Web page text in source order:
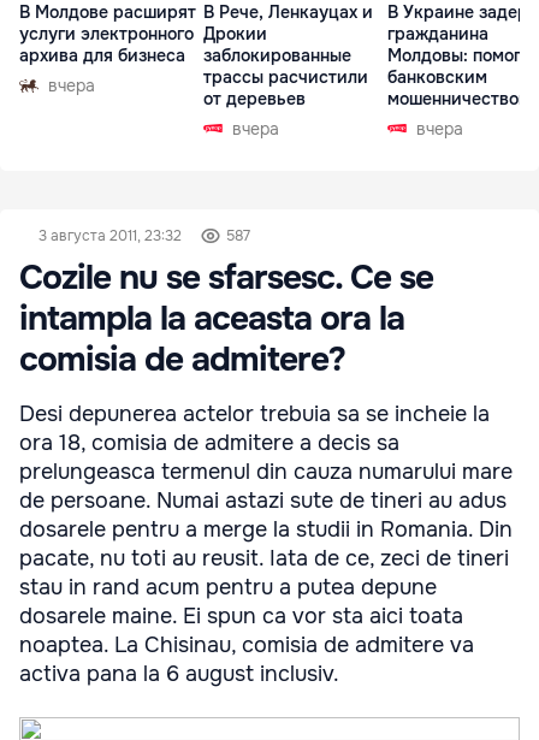
В Молдове расширят
услуги электронного
архива для бизнеса
вчера
В Рече, Ленкауцах и
Дрокии
заблокированные
трассы расчистили
от деревьев
вчера
В Украине
гражданина
Молдовы:
банковским
мошенничеством
Чехиивчера
3 августа 2011, 23:32 587
Cozile nu se sfarsesc. Ce se
intampla la aceasta ora la
comisia de admitere?
Desi depunerea actelor trebuia sa se incheie la
ora 18, comisia de admitere a decis sa
prelungeasca termenul din cauza numarului mare
de persoane. Numai astazi sute de tineri au adus
dosarele pentru a merge la studii in Romania. Din
pacate, nu toti au reusit. Iata de ce, zeci de tineri
stau in rand acum pentru a putea depune
dosarele maine. Ei spun ca vor sta aici toata
noaptea. La Chisinau, comisia de admitere va
activa pana la 6 august inclusiv.